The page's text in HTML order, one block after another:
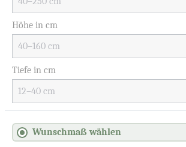
Höhe in cm
Tiefe in cm
Wunschmaß wählen